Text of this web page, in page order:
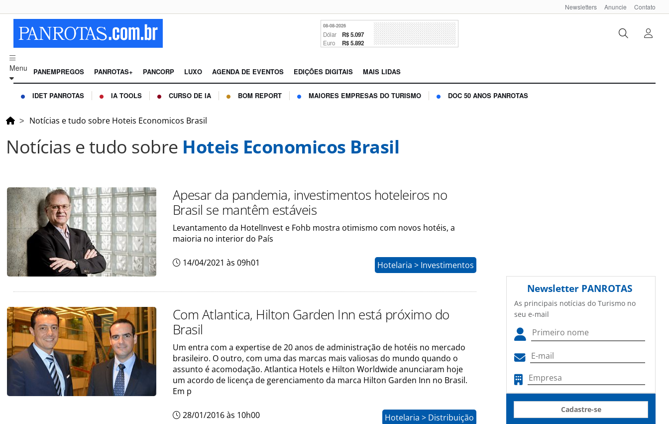
Newsletters Anuncie Contato
08-08-2026
Dólar R$ 5.097
Euro R$ 5.892
Menu PANEMPREGOS PANROTAS+ PANCORP LUXO AGENDA DE EVENTOS EDIÇÕES DIGITAIS MAIS LIDAS
IDET PANROTAS IA TOOLS CURSO DE IA BOM REPORT MAIORES EMPRESAS DO TURISMO DOC 50 ANOS PANROTAS
Notícias e tudo sobre Hoteis Economicos Brasil
Notícias e tudo sobre Hoteis Economicos Brasil
Apesar da pandemia, investimentos hoteleiros no
Brasil se mantêm estáveis
Levantamento da HotelInvest e Fohb mostra otimismo com novos hotéis, a
maioria no interior do País
14/04/2021 às 09h01 Hotelaria > Investimentos
Com Atlantica, Hilton Garden Inn está próximo do
Brasil
Um entra com a expertise de 20 anos de administração de hotéis no mercado
brasileiro. O outro, com uma das marcas mais valiosas do mundo quando o
assunto é acomodação. Atlantica Hotels e Hilton Worldwide anunciaram hoje
um acordo de licença de gerenciamento da marca Hilton Garden Inn no Brasil.
Em p
28/01/2016 às 10h00 Hotelaria > Distribuição
Newsletter PANROTAS
As principais notícias do Turismo no
seu e-mail
Cadastre-se